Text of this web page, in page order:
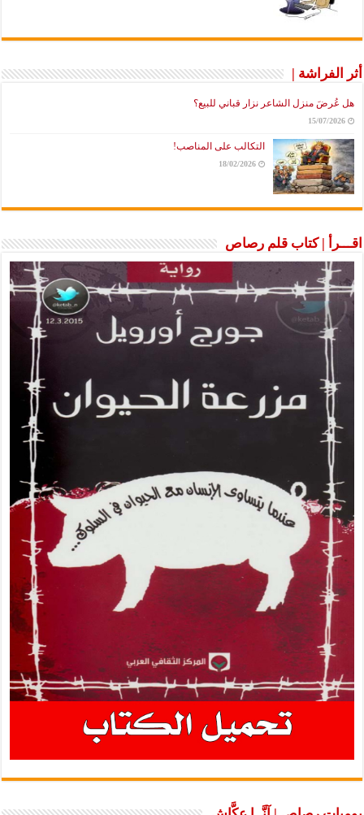
أثر الفراشة |
هل عُرضَ منزل الشاعر نزار قباني للبيع؟
15/07/2026
التكالب على المناصب!
18/02/2026
اقـــرأ | كتاب قلم رصاص